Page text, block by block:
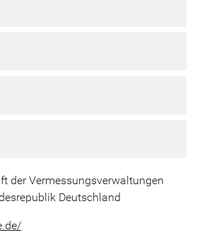
der Vermessungsverwaltungen
Deutschland